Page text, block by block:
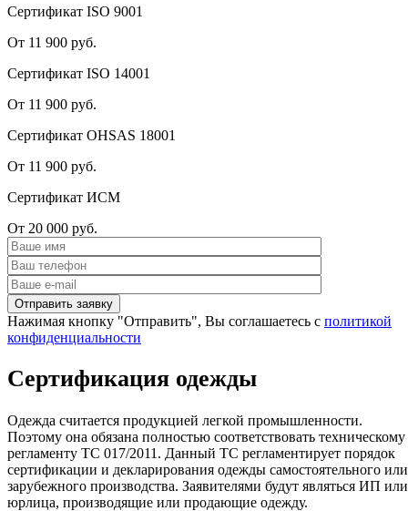
Сертификат ISO 9001
От 11 900 руб.
Сертификат ISO 14001
От 11 900 руб.
Сертификат OHSAS 18001
От 11 900 руб.
Сертификат ИСМ
От 20 000 руб.
Нажимая кнопку "Отправить", Вы соглашаетесь с политикой
конфиденциальности
Сертификация одежды
Одежда считается продукцией легкой промышленности.
Поэтому она обязана полностью соответствовать техническому
регламенту ТС 017/2011. Данный ТС регламентирует порядок
сертификации и декларирования одежды самостоятельного или
зарубежного производства. Заявителями будут являться ИП или
юрлица, производящие или продающие одежду.